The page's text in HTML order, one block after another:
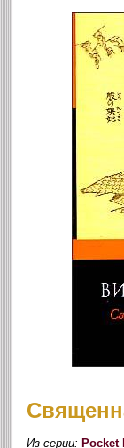
Из серии:Pocket